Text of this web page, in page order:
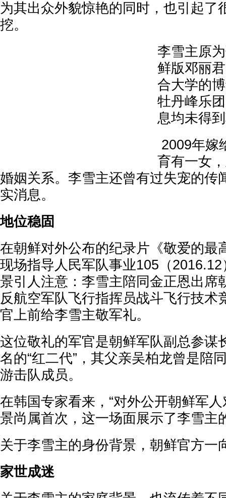
为其出众外貌惊艳的同时，也引起了
挖。
李雪主原
鲜版邓丽
合大学的
牡丹峰乐
息均未得
2009年嫁
育有一女
婚姻关系。李雪主还曾有过失宠的传
实消息。
地位稳固
在朝鲜对外公布的纪录片《敬爱的最
现场指导人民军队事业105（
景引人注意：李雪主陪同金正恩出席
反航空军队飞行指挥员战斗飞行技术
官上前给李雪主敬军礼。
这位敬礼的军官是朝鲜军队副总参谋
名的“红二代”，其父亲吴柏龙曾是陪
游击队成员。
在韩国专家看来，“对外公开朝鲜军
景尚属首次，这一场面展示了李雪主
关于李雪主的身份背景，朝鲜官方一
家世成迷